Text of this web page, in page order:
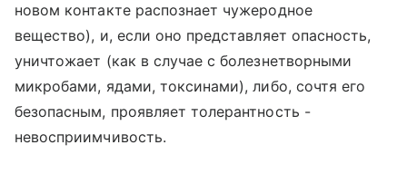
новом контакте распознает чужеродное
вещество), и, если оно представляет опасность,
уничтожает (как в случае с болезнетворными
микробами, ядами, токсинами), либо, сочтя его
безопасным, проявляет толерантность -
невосприимчивость.